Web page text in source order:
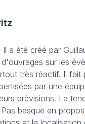
Il a été créé par
sur les
très réactif. Il fait
par une
prévisions. La
basque en